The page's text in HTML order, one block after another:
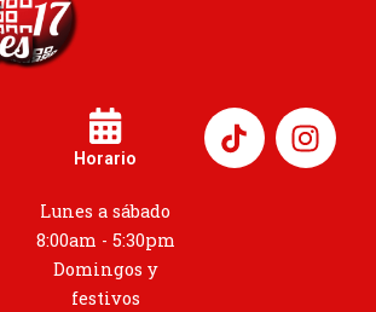
Horario
Lunes a sábado
8:00am - 5:30pm
Domingos y
festivos
I
n
s